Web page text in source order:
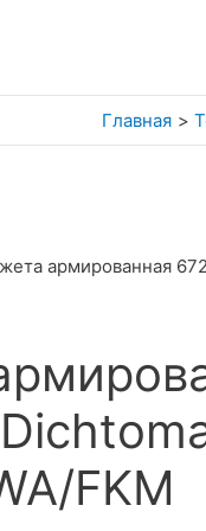
Главная
армированная
FKM